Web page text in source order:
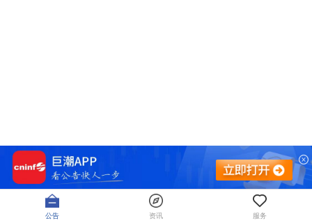
公告 资讯 服务